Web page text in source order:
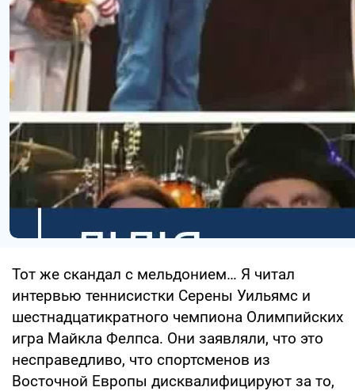
Тот же скандал с мельдонием… Я читал
интервью теннисистки Серены Уильямс и
шестнадцатикратного чемпиона Олимпийских
игра Майкла Фелпса. Они заявляли, что это
несправедливо, что спортсменов из
Восточной Европы дисквалифицируют за то,